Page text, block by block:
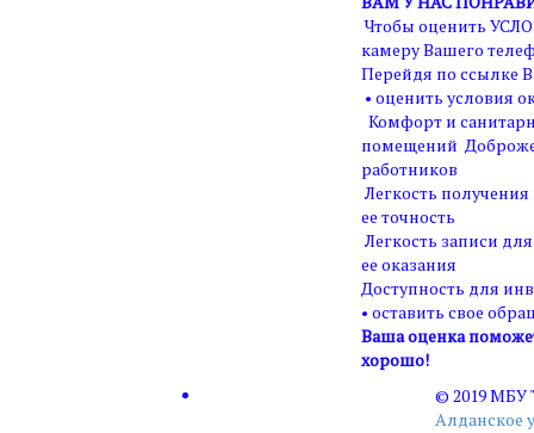
Чтобы оценить
камеру Вашего
Перейдя по ссылке
• оценить условия
Комфорт и
помещений
работников
Легкость
ее точность
Легкость записи
ее оказания
Доступность для
• оставить свое
Ваша оценка
хорошо!
© 2019
Алданское